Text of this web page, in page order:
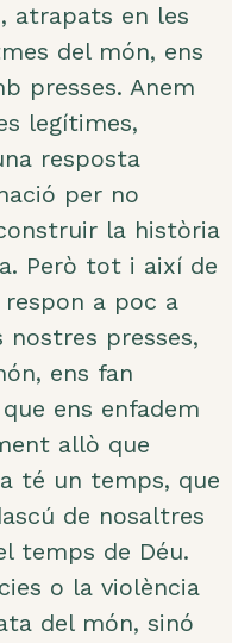
atrapats en les
del món, ens
presses. Anem
legítimes,
resposta
per no
la història
Però tot i així de
respon a poc a
presses,
ens fan
ens enfadem
allò que
té un temps, que
de nosaltres
temps de Déu.
o la violència
del món, sinó